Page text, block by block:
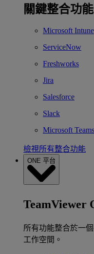
關鍵整合功能
Microsoft Intune
ServiceNow
Freshworks
Jira
Salesforce
Slack
Microsoft Teams
檢視所有整合功能
ONE 平台
TeamViewer
所有功能整合於一
工作空間。